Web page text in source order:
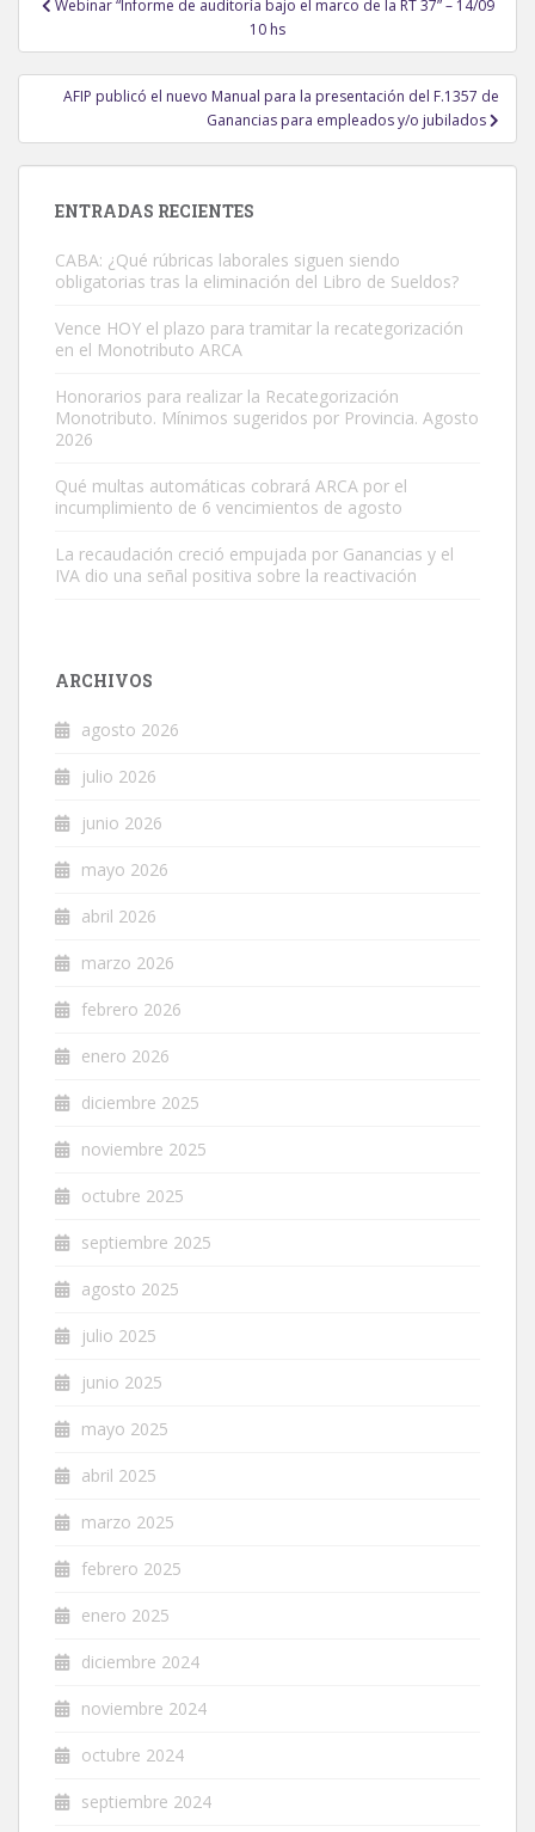
entradas
Webinar “Informe de auditoría bajo el marco de la RT 37” – 14/09
10 hs
AFIP publicó el nuevo Manual para la presentación del F.1357 de
Ganancias para empleados y/o jubilados
ENTRADAS RECIENTES
CABA: ¿Qué rúbricas laborales siguen siendo
obligatorias tras la eliminación del Libro de Sueldos?
Vence HOY el plazo para tramitar la recategorización
en el Monotributo ARCA
Honorarios para realizar la Recategorización
Monotributo. Mínimos sugeridos por Provincia. Agosto
2026
Qué multas automáticas cobrará ARCA por el
incumplimiento de 6 vencimientos de agosto
La recaudación creció empujada por Ganancias y el
IVA dio una señal positiva sobre la reactivación
ARCHIVOS
agosto 2026
julio 2026
junio 2026
mayo 2026
abril 2026
marzo 2026
febrero 2026
enero 2026
diciembre 2025
noviembre 2025
octubre 2025
septiembre 2025
agosto 2025
julio 2025
junio 2025
mayo 2025
abril 2025
marzo 2025
febrero 2025
enero 2025
diciembre 2024
noviembre 2024
octubre 2024
septiembre 2024